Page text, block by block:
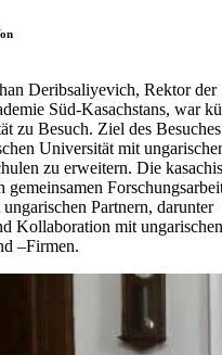
Deribsaliyevich, Rektor der
Süd-Kasachstans, war
zu Besuch. Ziel des
Universität mit
zu erweitern. Die
gemeinsamen
Partnern, darunter
Kollaboration mit ungarischen
–Firmen.